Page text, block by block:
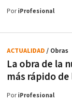
PoriProfesional
La obra de la
más rápido
ACTUALIDAD / Obras
PoriProfesional